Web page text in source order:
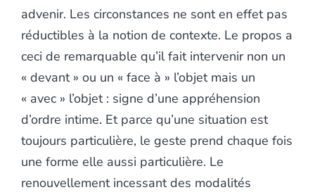
advenir. Les circonstances ne sont en effet pas
réductibles à la notion de contexte. Le propos a
ceci de remarquable qu’il fait intervenir non un
« devant » ou un « face à » l’objet mais un
« avec » l’objet : signe d’une appréhension
d’ordre intime. Et parce qu’une situation est
toujours particulière, le geste prend chaque fois
une forme elle aussi particulière. Le
renouvellement incessant des modalités